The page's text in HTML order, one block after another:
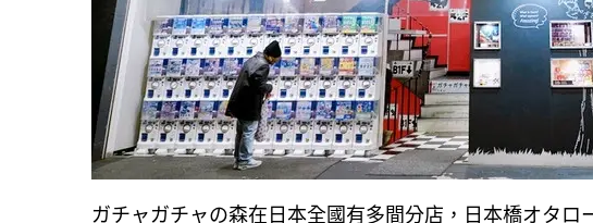
ガチャガチャの森在日本全國有多間分店，日本橋オタロ